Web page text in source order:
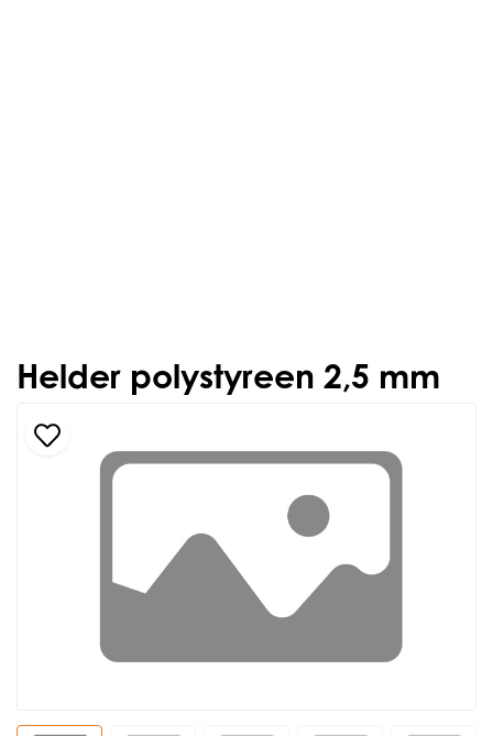
Helder polystyreen 2,5 mm